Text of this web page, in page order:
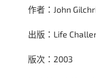
作者：John
出版：Life
版次：2003